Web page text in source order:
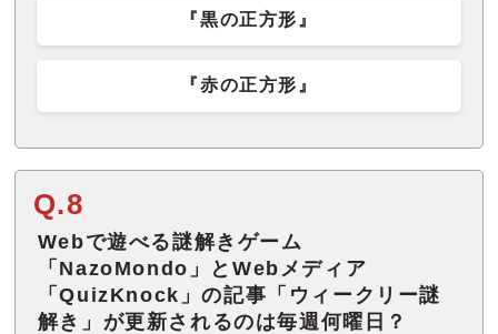
『黒の正方形』
『赤の正方形』
Q.8
Webで遊べる謎解きゲーム
「NazoMondo」とWebメディア
「QuizKnock」の記事「ウィークリー謎
解き」が更新されるのは毎週何曜日？